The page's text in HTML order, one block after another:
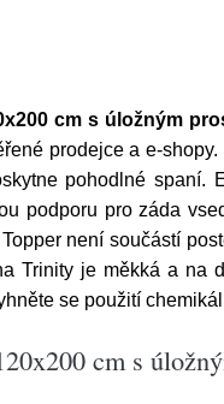
cm s úložným
prodejce a e-
pohodlné spaní.
podporu pro záda
není součástí
Trinity je měkká a na
se použití
cm s